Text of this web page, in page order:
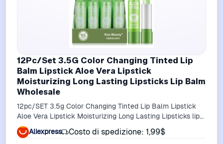
12Pc/Set 3.5G Color Changing Tinted Lip
Balm Lipstick Aloe Vera Lipstick
Moisturizing Long Lasting Lipsticks Lip Balm
Wholesale
12pc/SET 3.5g Color Changing Tinted Lip Balm Lipstick
Aloe Vera Lipstick Moisturizing Long Lasting Lipsticks lip
balm wholesale
Aliexpress Costo di spedizione: 1,99$